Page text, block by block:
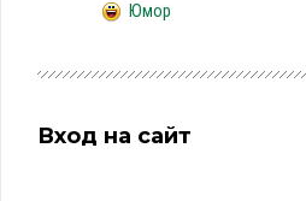
Юмор
Вход на сайт